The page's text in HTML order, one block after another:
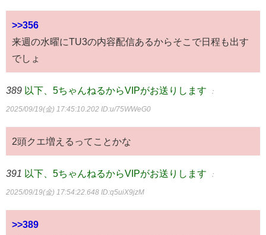
>>356
来週の水曜にTU3の内容配信あるからそこで日程も出す
でしょ
389 以下、5ちゃんねるからVIPがお送りします ：
2025/09/19(金) 17:45:10.202 ID:u/75WWeG0
2頭クエ増えるってことかな
391 以下、5ちゃんねるからVIPがお送りします ：
2025/09/19(金) 17:54:22.648 ID:q5uiX9jzM
>>389